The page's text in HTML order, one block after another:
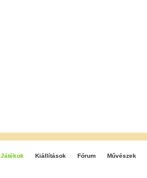
Játékok Kiállítások Fórum Művészek